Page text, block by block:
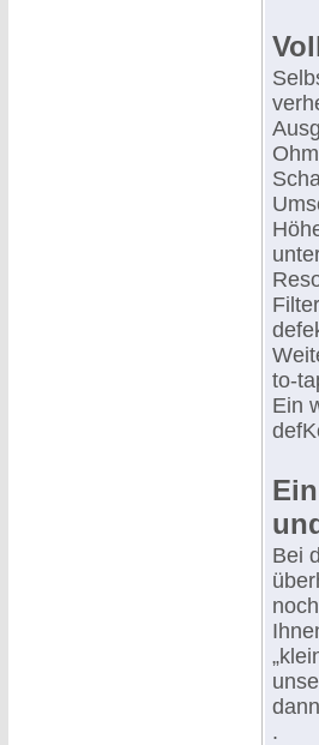
to-
Ein
Bei
.